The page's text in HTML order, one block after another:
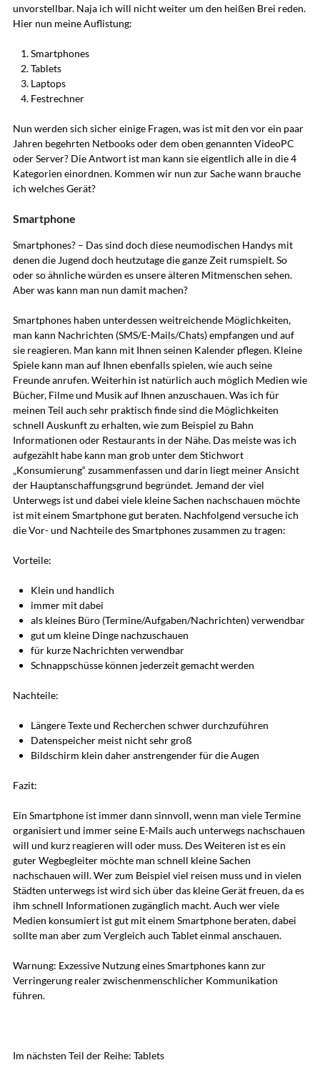
unvorstellbar. Naja ich will nicht weiter um den heißen Brei reden.
Hier nun meine Auflistung:
Smartphones
Tablets
Laptops
Festrechner
Nun werden sich sicher einige Fragen, was ist mit den vor ein paar
Jahren begehrten Netbooks oder dem oben genannten VideoPC
oder Server? Die Antwort ist man kann sie eigentlich alle in die 4
Kategorien einordnen. Kommen wir nun zur Sache wann brauche
ich welches Gerät?
Smartphone
Smartphones? – Das sind doch diese neumodischen Handys mit
denen die Jugend doch heutzutage die ganze Zeit rumspielt. So
oder so ähnliche würden es unsere älteren Mitmenschen sehen.
Aber was kann man nun damit machen?
Smartphones haben unterdessen weitreichende Möglichkeiten,
man kann Nachrichten (SMS/E-Mails/Chats) empfangen und auf
sie reagieren. Man kann mit Ihnen seinen Kalender pflegen. Kleine
Spiele kann man auf Ihnen ebenfalls spielen, wie auch seine
Freunde anrufen. Weiterhin ist natürlich auch möglich Medien wie
Bücher, Filme und Musik auf Ihnen anzuschauen. Was ich für
meinen Teil auch sehr praktisch finde sind die Möglichkeiten
schnell Auskunft zu erhalten, wie zum Beispiel zu Bahn
Informationen oder Restaurants in der Nähe. Das meiste was ich
aufgezählt habe kann man grob unter dem Stichwort
„Konsumierung“ zusammenfassen und darin liegt meiner Ansicht
der Hauptanschaffungsgrund begründet. Jemand der viel
Unterwegs ist und dabei viele kleine Sachen nachschauen möchte
ist mit einem Smartphone gut beraten. Nachfolgend versuche ich
die Vor- und Nachteile des Smartphones zusammen zu tragen:
Vorteile:
Klein und handlich
immer mit dabei
als kleines Büro (Termine/Aufgaben/Nachrichten) verwendbar
gut um kleine Dinge nachzuschauen
für kurze Nachrichten verwendbar
Schnappschüsse können jederzeit gemacht werden
Nachteile:
Längere Texte und Recherchen schwer durchzuführen
Datenspeicher meist nicht sehr groß
Bildschirm klein daher anstrengender für die Augen
Fazit:
Ein Smartphone ist immer dann sinnvoll, wenn man viele Termine
organisiert und immer seine E-Mails auch unterwegs nachschauen
will und kurz reagieren will oder muss. Des Weiteren ist es ein
guter Wegbegleiter möchte man schnell kleine Sachen
nachschauen will. Wer zum Beispiel viel reisen muss und in vielen
Städten unterwegs ist wird sich über das kleine Gerät freuen, da es
ihm schnell Informationen zugänglich macht. Auch wer viele
Medien konsumiert ist gut mit einem Smartphone beraten, dabei
sollte man aber zum Vergleich auch Tablet einmal anschauen.
Warnung: Exzessive Nutzung eines Smartphones kann zur
Verringerung realer zwischenmenschlicher Kommunikation
führen.
Im nächsten Teil der Reihe: Tablets